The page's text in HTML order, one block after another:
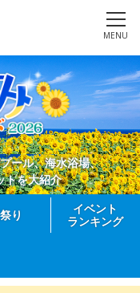
MENU
ール、海水浴場、
トを大紹介
り
イベント
ランキング